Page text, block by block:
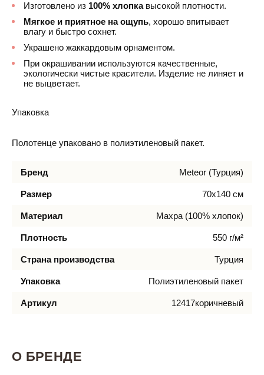
Изготовлено из 100% хлопкавысокой плотности.
Мягкое и приятное на ощупь, хорошо впитывает
влагу и быстро сохнет.
Украшено жаккардовым орнаментом.
При окрашивании используются качественные,
экологически чистые красители. Изделие не линяет и
не выцветает.
Упаковка
Полотенце упаковано в полиэтиленовый пакет.
Бренд Meteor (Турция)
Размер 70х140 см
Материал Махра (100% хлопок)
Плотность 550 г/м²
Страна производства Турция
Упаковка Полиэтиленовый пакет
Артикул 12417коричневый
О БРЕНДЕ